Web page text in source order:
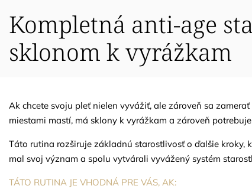
Kompletná anti-age
sklonom k vyrážkam
Ak chcete svoju pleť nielen vyvážiť, ale zároveň sa
miestami mastí, má sklony k vyrážkam a zároveň
Táto rutina rozširuje základnú starostlivosť o ďalšie kroky,
mal svoj význam a spolu vytvárali vyvážený systém
TÁTO RUTINA JE VHODNÁ PRE VÁS, AK: